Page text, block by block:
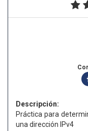
Descripción:
Práctica para
una dirección IPv4